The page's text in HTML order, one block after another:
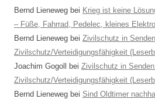
Bernd Lieneweg bei Krieg ist keine
– Füße, Fahrrad, Pedelec, kleines
Bernd Lieneweg bei Zivilschutz in
Zivilschutz/Verteidigungsfähigkeit
Joachim Gogoll
bei Zivilschutz in
Zivilschutz/Verteidigungsfähigkeit
Bernd Lieneweg bei Sind Oldtimer